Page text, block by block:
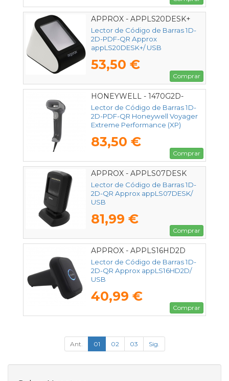
APPROX - APPLS20DESK+
Lector de Código de Barras 1D-
2D-PDF-QR Approx
appLS20DESK+/ USB
53,50 €
Comprar
HONEYWELL - 1470G2D-
2USB-1-R
Lector de Código de Barras 1D-
2D-PDF-QR Honeywell Voyager
Extreme Performance (XP)
83,50 €
Comprar
APPROX - APPLS07DESK
Lector de Código de Barras 1D-
2D-QR Approx appLS07DESK/
USB
81,99 €
Comprar
APPROX - APPLS16HD2D
Lector de Código de Barras 1D-
2D-QR Approx appLS16HD2D/
USB
40,99 €
Comprar
Ant. 01 02 03 Sig.